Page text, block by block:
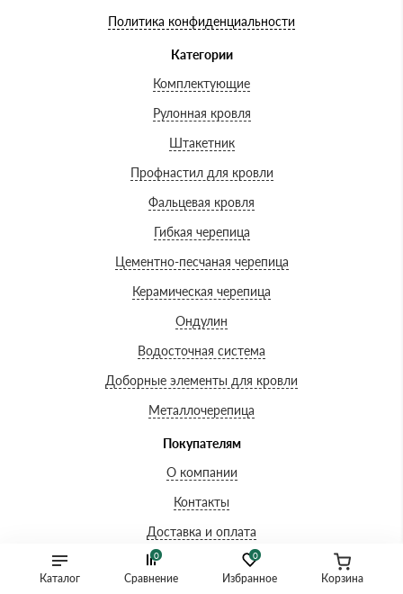
Каталог
0
Избранное
0
Сравнение Корзина
Политика конфиденциальности
Категории
Комплектующие
Рулонная кровля
Штакетник
Профнастил для кровли
Фальцевая кровля
Гибкая черепица
Цементно-песчаная черепица
Керамическая черепица
Ондулин
Водосточная система
Доборные элементы для кровли
Металлочерепица
Покупателям
О компании
Контакты
Доставка и оплата
Вопросы-ответы